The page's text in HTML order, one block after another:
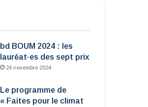
bd BOUM 2024 : les
lauréat·es des sept prix
24 novembre 2024
Le programme de
« Faites pour le climat